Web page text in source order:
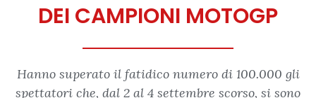
DEI CAMPIONI MOTOGP
Hanno superato il fatidico numero di 100.000 gli
spettatori che, dal 2 al 4 settembre scorso, si sono